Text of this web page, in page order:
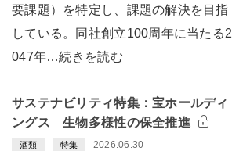
要課題）を特定し、課題の解決を目指
している。同社創立100周年に当たる2
047年…続きを読む
サステナビリティ特集：宝ホールディ
ングス 生物多様性の保全推進
酒類 特集 2026.06.30